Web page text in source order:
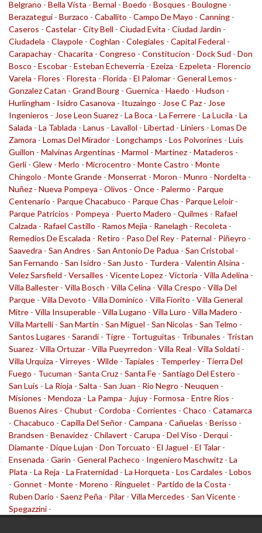
Belgrano - Bella Vista - Bernal - Boedo - Bosques - Boulogne -
Berazategui - Burzaco - Caballito - Campo De Mayo - Canning -
Caseros - Castelar - City Bell - Ciudad Evita - Ciudad Jardin -
Ciudadela - Claypole - Coghlan - Colegiales - Capital Federal -
Carapachay - Chacarita - Congreso - Constitucion - Dock Sud - Don
Bosco - Escobar - Esteban Echeverria - Ezeiza - Ezpeleta - Florencio
Varela - Flores - Floresta - Florida - El Palomar - General Lemos -
Gonzalez Catan - Grand Bourg - Guernica - Haedo - Hudson -
Hurlingham - Isidro Casanova - Ituzaingo - Jose C Paz - Jose
Ingenieros - Jose Leon Suarez - La Boca - La Ferrere - La Lucila - La
Salada - La Tablada - Lanus - Lavallol - Libertad - Liniers - Lomas De
Zamora - Lomas Del Mirador - Longchamps - Los Polvorines - Luis
Guillon - Malvinas Argentinas - Marmol - Martinez - Mataderos -
Gerli - Glew - Merlo - Microcentro - Monte Castro - Monte
Chingolo - Monte Grande - Monserrat - Moron - Munro - Nordelta -
Nuñez - Nueva Pompeya - Olivos - Once - Palermo - Parque
Centenario - Parque Chacabuco - Parque Chas - Parque Leloir -
Parque Patricios - Pompeya - Puerto Madero - Quilmes - Rafael
Calzada - Rafael Castillo - Ramos Mejia - Ranelagh - Recoleta -
Remedios De Escalada - Retiro - Paso Del Rey - Paternal - Piñeyro -
Saavedra - San Andres - San Antonio De Padua - San Cristobal -
San Fernando - San Isidro - San Justo - Turdera - Valentin Alsina -
Velez Sarsfield - Versailles - Vicente Lopez - Victoria - Villa Adelina -
Villa Ballester - Villa Bosch - Villa Celina - Villa Crespo - Villa Del
Parque - Villa Devoto - Villa Dominico - Villa Fiorito - Villa General
Mitre - Villa Insuperable - Villa Lugano - Villa Luro - Villa Madero -
Villa Martelli - San Martin - San Miguel - San Nicolas - San Telmo -
Santos Lugares - Sarandi - Tigre - Tortuguitas - Tribunales - Tristan
Suarez - Villa Ortuzar - Villa Pueyrredon - Villa Real - Villa Soldati -
Villa Urquiza - Virreyes - Wilde - Tapiales - Temperley - Tierra Del
Fuego - Tucuman - Santa Cruz - Santa Fe - Santiago Del Estero -
San Luis - La Rioja - Salta - San Juan - Rio Negro - Neuquen -
Misiones - Mendoza - La Pampa - Jujuy - Formosa - Entre Rios -
Buenos Aires - Chubut - Cordoba - Corrientes - Chaco - Catamarca
- Chacabuco - Capilla Del Señor - Campana - Cañuelas - Berisso -
Brandsen - Benavidez - Chilavert - Carupa - Del Viso - Derqui -
Diamante - Dique Lujan - Don Torcuato - El Jaguel - El Talar -
Ensenada - Garin - General Pacheco - Ingeniero Maschwitz - La
Plata - La Reja - La Fraternidad - La Horqueta - Los Cardales - Lobos
- Gonnet - Monte - Moreno - Ringuelet - Partido de la Costa -
Ruben Dario - Saenz Peña - Pilar - Villa Mercedes - San Vicente -
Spegazzini -